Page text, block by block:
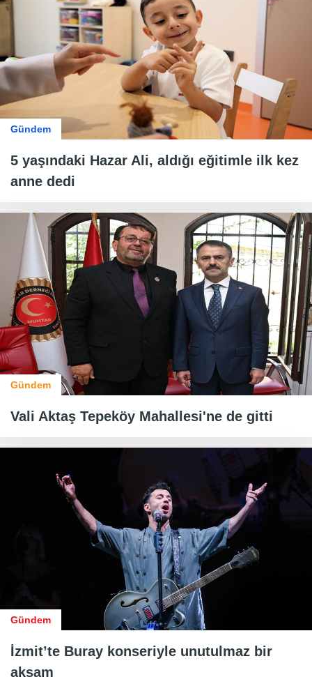
Gündem
5 yaşındaki Hazar Ali, aldığı eğitimle ilk kez
anne dedi
Gündem
Vali Aktaş Tepeköy Mahallesi'ne de gitti
Gündem
İzmit’te Buray konseriyle unutulmaz bir
akşam